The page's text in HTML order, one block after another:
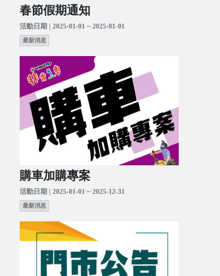
春節假期通知
活動日期 | 2025-01-01 ~ 2025-01-01
最新消息
購車加購專案
活動日期 | 2025-01-01 ~ 2025-12-31
最新消息